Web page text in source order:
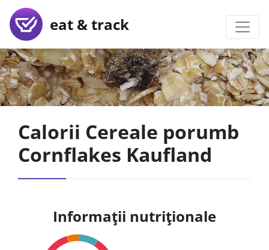
eat & track
Calorii Cereale porumb
Cornflakes Kaufland
Informații nutriționale